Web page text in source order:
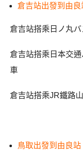
倉吉站出發到由
倉吉站搭乘日ノ丸
倉吉站搭乘日本交
車
倉吉站搭乘JR鐵路
鳥取出發到由良站